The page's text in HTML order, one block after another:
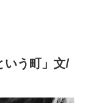
いう町」文/